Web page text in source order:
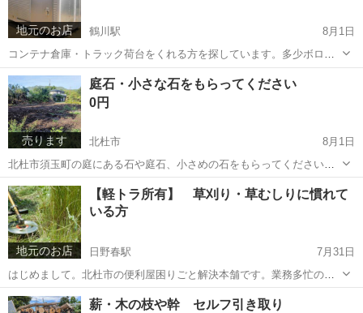
地元のお店 鶴川駅
8月1日
コンテナ倉庫・トラック荷台をくれる方を探しています。多少ボロく
ても問題ありません。 まだ使えるようであれば、中に物が入っていて
も問題ないです。こちらで無料にて処分させていただきます。撤去の
際の解体や運搬はこちらで対応し...
東京 町田市 鶴川駅 便利屋 無料
売ります
庭石・小さな石をもらってください
0円
北杜市
8月1日
北杜市須玉町の庭にある石や庭石、小さめの石をもらってください。
小さめの石であれば最低3つ以上もらってくれる方を募集しています。
住所と場所をお知らせしますので、セルフにて引き取りをお願いして
います。 よろしくお願いします。
山梨 北杜市 その他 庭石
地元のお店
【軽トラ所有】 草刈り・草むしりに慣れて
いる方
日野春駅
7月31日
はじめまして。北杜市の便利屋困りごと解決本舗です。業務多忙のた
めに提携先のパートナーさんを募集しています。 軽トラを持っていて
草刈り機を持っている方で、草刈りや草むしりなどに慣れている方。
山梨 北杜市 日野春駅 便利屋 草むしり
薪・木の枝や幹 セルフ引き取り